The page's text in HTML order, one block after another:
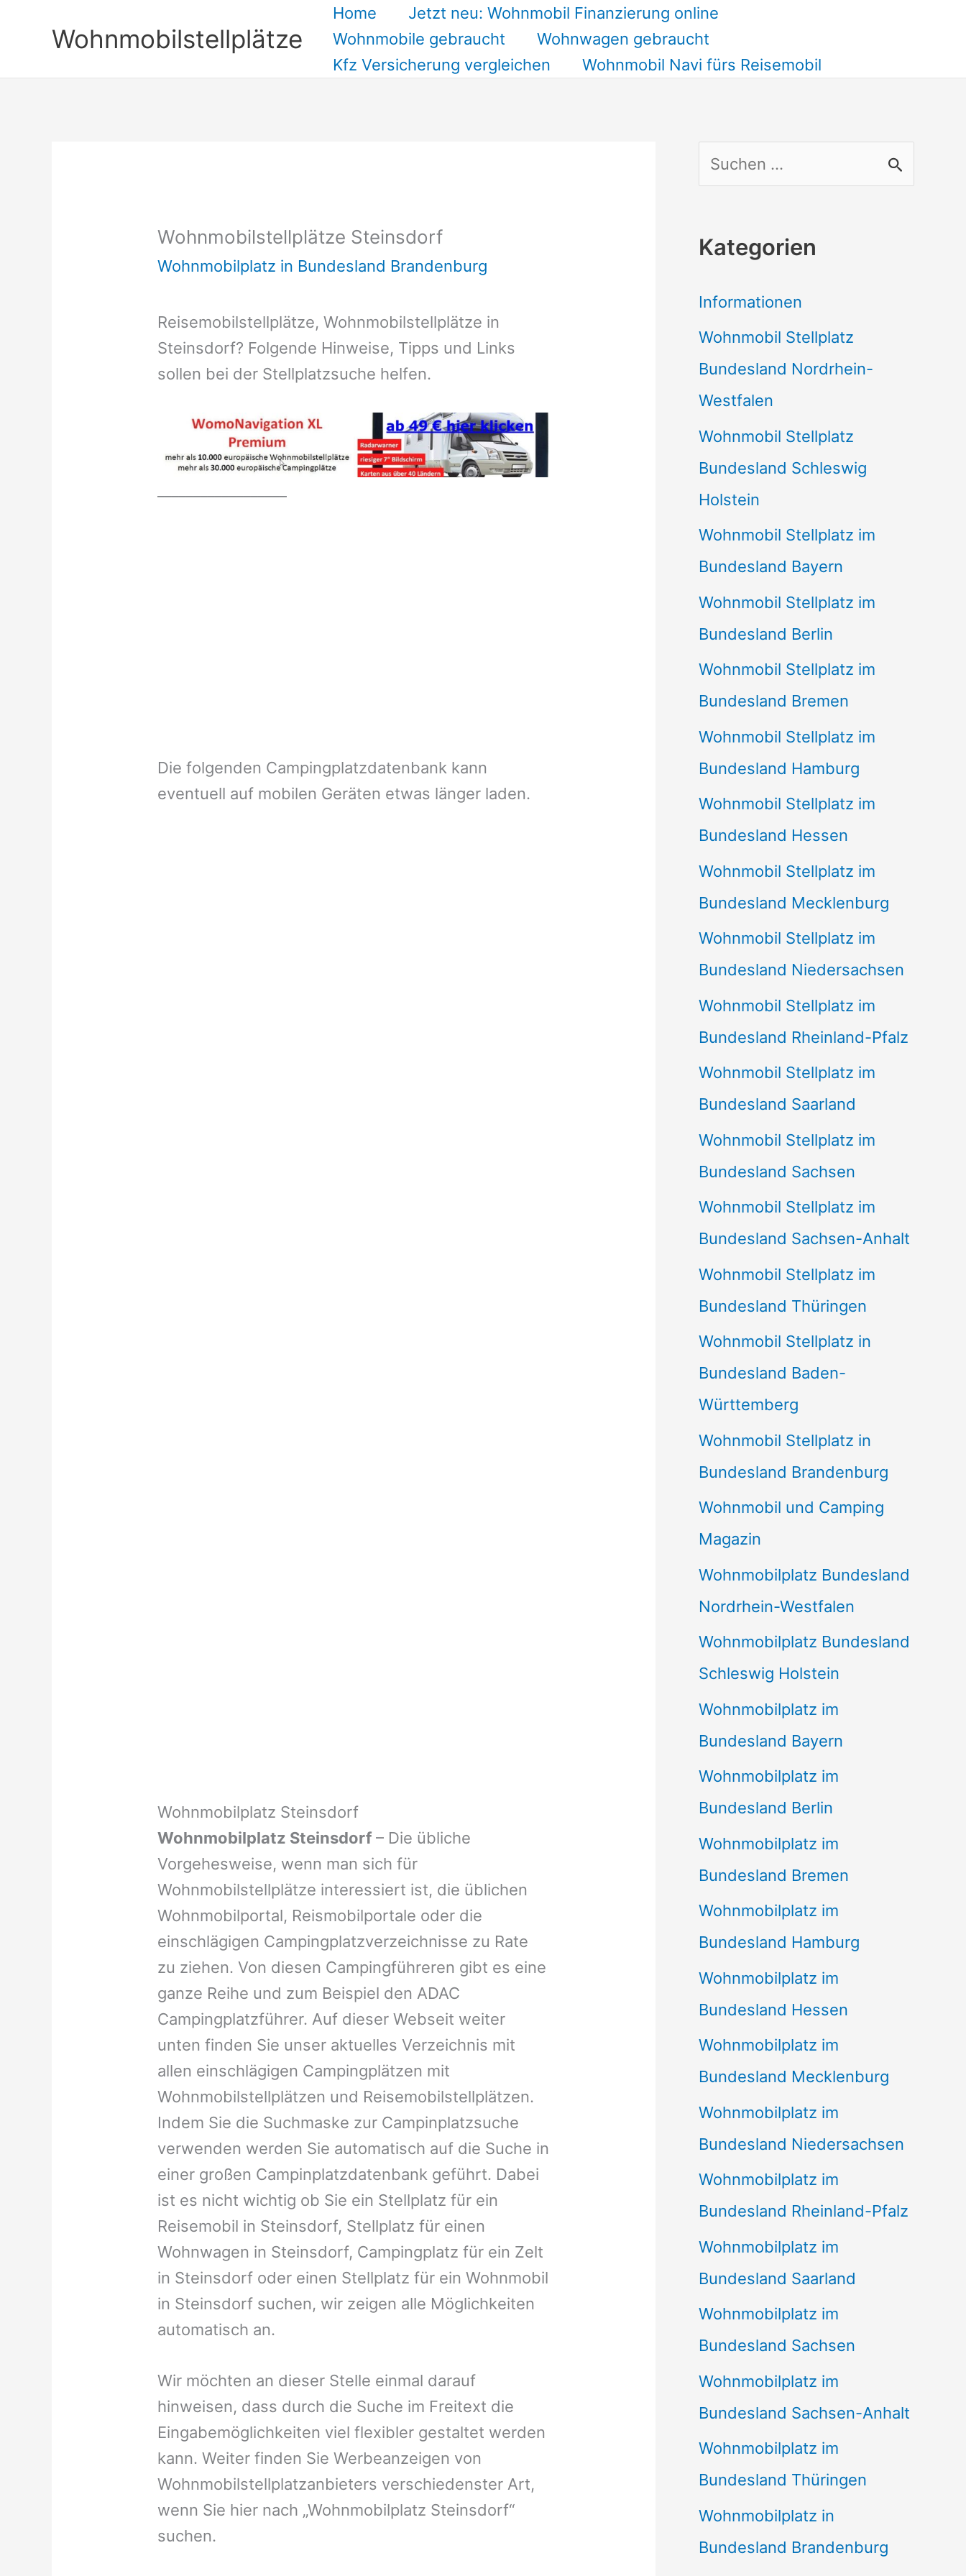
Wohnmobilstellplätze
Home
Jetzt neu: Wohnmobil Finanzierung online
Wohnmobile gebraucht
Wohnwagen gebraucht
Kfz Versicherung vergleichen
Wohnmobil Navi fürs Reisemobil
Wohnmobilstellplätze Steinsdorf
Wohnmobilplatz in Bundesland Brandenburg
Reisemobilstellplätze, Wohnmobilstellplätze in
Steinsdorf? Folgende Hinweise, Tipps und Links
sollen bei der Stellplatzsuche helfen.
Die folgenden Campingplatzdatenbank kann
eventuell auf mobilen Geräten etwas länger laden.
Wohnmobilplatz Steinsdorf
Wohnmobilplatz Steinsdorf– Die übliche
Vorgehesweise, wenn man sich für
Wohnmobilstellplätze interessiert ist, die üblichen
Wohnmobilportal, Reismobilportale oder die
einschlägigen Campingplatzverzeichnisse zu Rate
zu ziehen. Von diesen Campingführeren gibt es eine
ganze Reihe und zum Beispiel den ADAC
Campingplatzführer. Auf dieser Webseit weiter
unten finden Sie unser aktuelles Verzeichnis mit
allen einschlägigen Campingplätzen mit
Wohnmobilstellplätzen und Reisemobilstellplätzen.
Indem Sie die Suchmaske zur Campinplatzsuche
verwenden werden Sie automatisch auf die Suche in
einer großen Campinplatzdatenbank geführt. Dabei
ist es nicht wichtig ob Sie ein Stellplatz für ein
Reisemobil in Steinsdorf, Stellplatz für einen
Wohnwagen in Steinsdorf, Campingplatz für ein Zelt
in Steinsdorf oder einen Stellplatz für ein Wohnmobil
in Steinsdorf suchen, wir zeigen alle Möglichkeiten
automatisch an.
Wir möchten an dieser Stelle einmal darauf
hinweisen, dass durch die Suche im Freitext die
Eingabemöglichkeiten viel flexibler gestaltet werden
kann. Weiter finden Sie Werbeanzeigen von
Wohnmobilstellplatzanbieters verschiedenster Art,
wenn Sie hier nach „Wohnmobilplatz Steinsdorf“
suchen.
u
h
n
a
c
h
:
Kategorien
Informationen
Wohnmobil Stellplatz
Bundesland Nordrhein-
Westfalen
Wohnmobil Stellplatz
Bundesland Schleswig
Holstein
Wohnmobil Stellplatz im
Bundesland Bayern
Wohnmobil Stellplatz im
Bundesland Berlin
Wohnmobil Stellplatz im
Bundesland Bremen
Wohnmobil Stellplatz im
Bundesland Hamburg
Wohnmobil Stellplatz im
Bundesland Hessen
Wohnmobil Stellplatz im
Bundesland Mecklenburg
Wohnmobil Stellplatz im
Bundesland Niedersachsen
Wohnmobil Stellplatz im
Bundesland Rheinland-Pfalz
Wohnmobil Stellplatz im
Bundesland Saarland
Wohnmobil Stellplatz im
Bundesland Sachsen
Wohnmobil Stellplatz im
Bundesland Sachsen-Anhalt
Wohnmobil Stellplatz im
Bundesland Thüringen
Wohnmobil Stellplatz in
Bundesland Baden-
Württemberg
Wohnmobil Stellplatz in
Bundesland Brandenburg
Wohnmobil und Camping
Magazin
Wohnmobilplatz Bundesland
Nordrhein-Westfalen
Wohnmobilplatz Bundesland
Schleswig Holstein
Wohnmobilplatz im
Bundesland Bayern
Wohnmobilplatz im
Bundesland Berlin
Wohnmobilplatz im
Bundesland Bremen
Wohnmobilplatz im
Bundesland Hamburg
Wohnmobilplatz im
Bundesland Hessen
Wohnmobilplatz im
Bundesland Mecklenburg
Wohnmobilplatz im
Bundesland Niedersachsen
Wohnmobilplatz im
Bundesland Rheinland-Pfalz
Wohnmobilplatz im
Bundesland Saarland
Wohnmobilplatz im
Bundesland Sachsen
Wohnmobilplatz im
Bundesland Sachsen-Anhalt
Wohnmobilplatz im
Bundesland Thüringen
Wohnmobilplatz in
Bundesland Brandenburg